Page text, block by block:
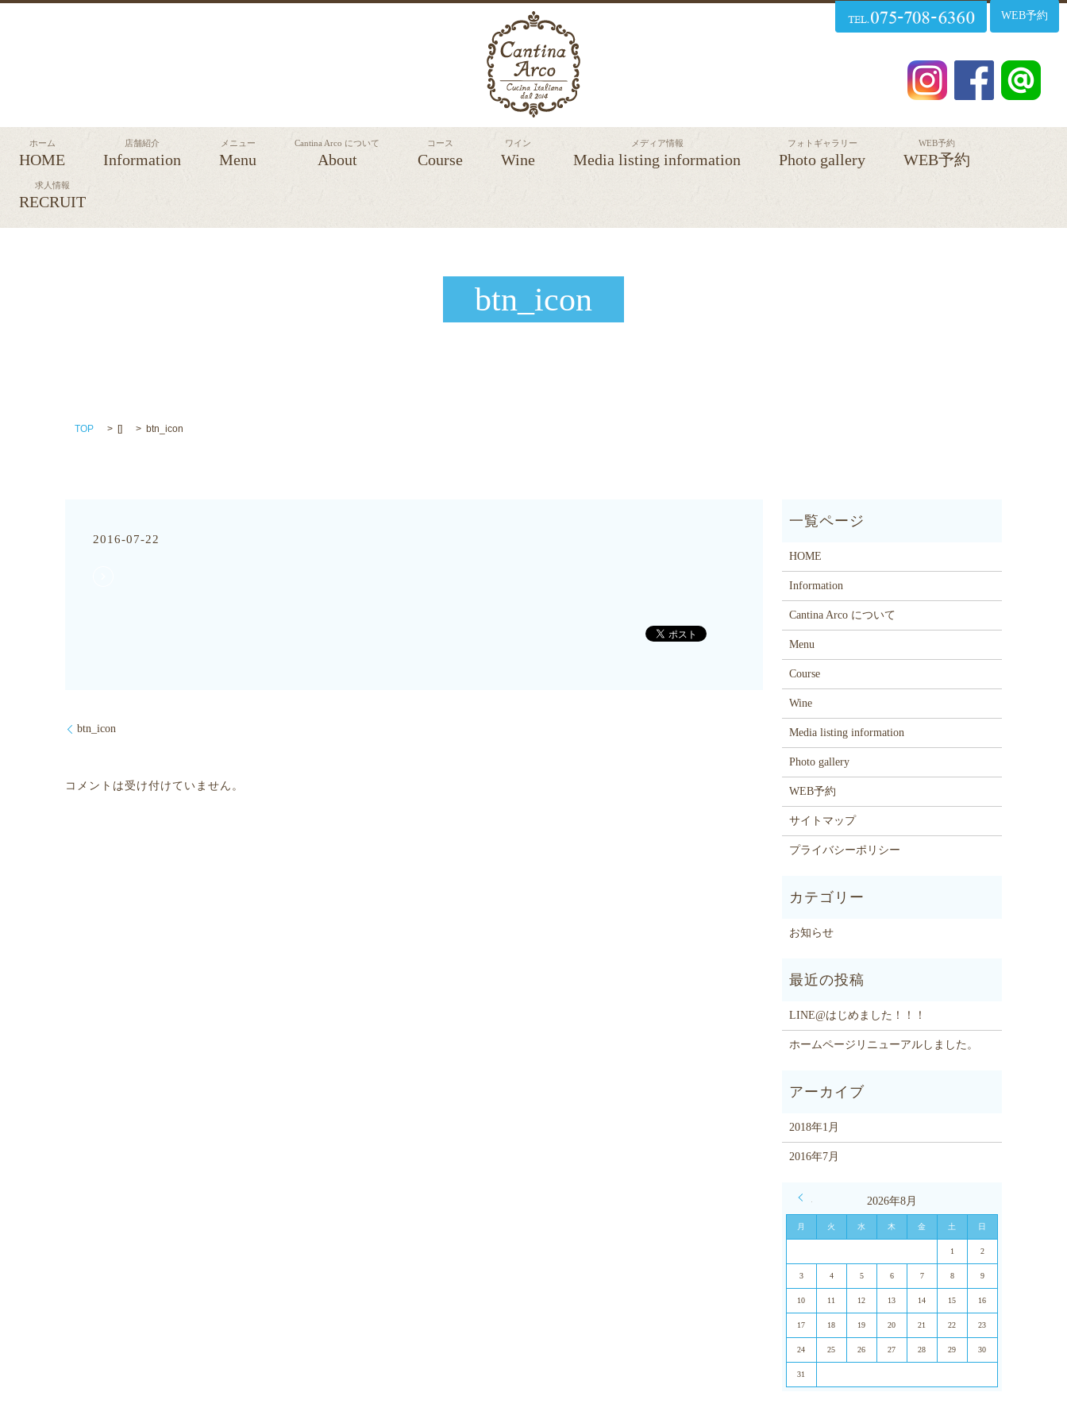
WEB予約
ホーム
HOME
店舗紹介
Information
メニュー
Menu
Cantina Arco について
About
コース
Course
ワイン
Wine
メディア情報
Media listing information
フォトギャラリー
Photo gallery
WEB予約
WEB予約
求人情報
RECRUIT
btn_icon
TOP [] btn_icon
2016-07-22
btn_icon
コメントは受け付けていません。
HOME
Information
Cantina Arco について
Menu
Course
Wine
Media listing information
Photo gallery
WEB予約
サイトマップ
プライバシーポリシー
お知らせ
LINE@はじめました！！！
ホームページリニューアルしました。
2018年1月
2016年7月
2026年8月
月 火 水 木 金 土 日
1 2
3 4 5 6 7 8 9
10 11 12 13 14 15 16
17 18 19 20 21 22 23
24 25 26 27 28 29 30
31